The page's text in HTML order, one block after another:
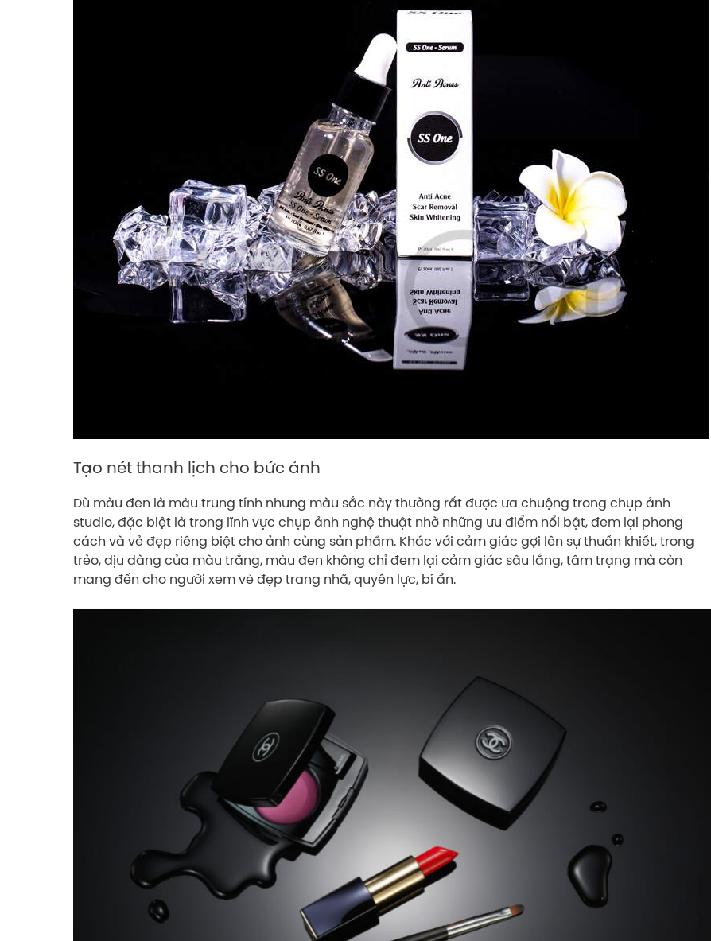
Tạo nét thanh lịch cho bức ảnh
Dù màu đen là màu trung tính nhưng màu sắc này thường rất được ưa chuộng trong chụp ảnh
studio, đặc biệt là trong lĩnh vực chụp ảnh nghệ thuật nhờ những ưu điểm nổi bật, đem lại phong
cách và vẻ đẹp riêng biệt cho ảnh cùng sản phẩm. Khác với cảm giác gợi lên sự thuần khiết, trong
trẻo, dịu dàng của màu trắng, màu đen không chỉ đem lại cảm giác sâu lắng, tâm trạng mà còn
mang đến cho người xem vẻ đẹp trang nhã, quyền lực, bí ẩn.